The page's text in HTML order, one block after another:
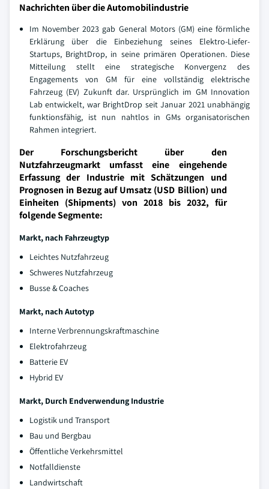
Nachrichten über die Automobilindustrie
Im November 2023 gab General Motors (GM) eine förmliche
Erklärung über die Einbeziehung seines Elektro-Liefer-
Startups, BrightDrop, in seine primären Operationen. Diese
Mitteilung stellt eine strategische Konvergenz des
Engagements von GM für eine vollständig elektrische
Fahrzeug (EV) Zukunft dar. Ursprünglich im GM Innovation
Lab entwickelt, war BrightDrop seit Januar 2021 unabhängig
funktionsfähig, ist nun nahtlos in GMs organisatorischen
Rahmen integriert.
Der Forschungsbericht über den
Nutzfahrzeugmarkt umfasst eine eingehende
Erfassung der Industrie mit Schätzungen und
Prognosen in Bezug auf Umsatz (USD Billion) und
Einheiten (Shipments) von 2018 bis 2032, für
folgende Segmente:
Markt, nach Fahrzeugtyp
Leichtes Nutzfahrzeug
Schweres Nutzfahrzeug
Busse & Coaches
Markt, nach Autotyp
Interne Verbrennungskraftmaschine
Elektrofahrzeug
Batterie EV
Hybrid EV
Markt, Durch Endverwendung Industrie
Logistik und Transport
Bau und Bergbau
Öffentliche Verkehrsmittel
Notfalldienste
Landwirtschaft